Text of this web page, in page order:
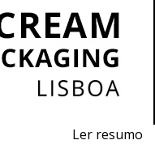
Ler resumo